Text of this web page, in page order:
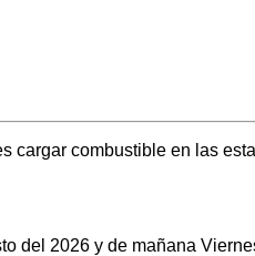
cargar combustible en las
del 2026 y de mañana